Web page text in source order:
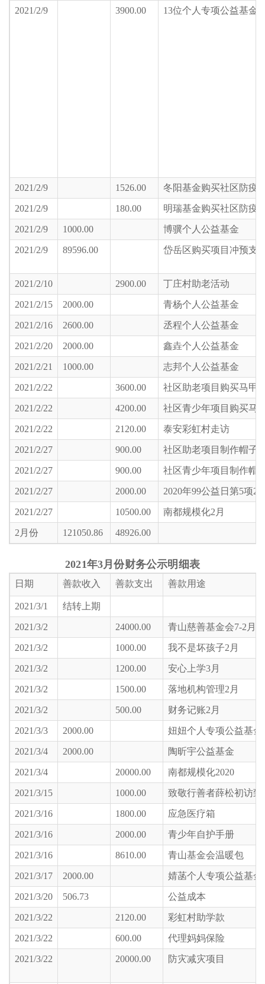
2021/2/9 3900.00 13位个人专项公益基金
2021/2/9 1526.00 冬阳基金购买社区防疫
2021/2/9 180.00 明瑞基金购买社区防疫
2021/2/9 1000.00 博骥个人公益基金
2021/2/9 89596.00 岱岳区购买项目冲预支
2021/2/10 2900.00 丁庄村助老活动
2021/2/15 2000.00 青杨个人公益基金
2021/2/16 2600.00 丞程个人公益基金
2021/2/20 2000.00 鑫垚个人公益基金
2021/2/21 1000.00 志邦个人公益基金
2021/2/22 3600.00 社区助老项目购买马甲
2021/2/22 4200.00 社区青少年项目购买马
2021/2/22 2120.00 泰安彩虹村走访
2021/2/27 900.00 社区助老项目制作帽子
2021/2/27 900.00 社区青少年项目制作帽
2021/2/27 2000.00 2020年99公益日第5项2
2021/2/27 10500.00 南都规模化2月
2月份 121050.86 48926.00
2021年3月份财务公示明细表
日期 善款收入 善款支出 善款用途
2021/3/1 结转上期
2021/3/2 24000.00 青山慈善基金会7-2月
2021/3/2 1000.00 我不是坏孩子2月
2021/3/2 1200.00 安心上学3月
2021/3/2 1500.00 落地机构管理2月
2021/3/2 500.00 财务记账2月
2021/3/3 2000.00 妞妞个人专项公益基金
2021/3/4 2000.00 陶昕宇公益基金
2021/3/4 20000.00 南都规模化2020
2021/3/15 1000.00 致敬行善者薛松初访致
2021/3/16 1800.00 应急医疗箱
2021/3/16 2000.00 青少年自护手册
2021/3/16 8610.00 青山基金会温暖包
2021/3/17 2000.00 婧菡个人专项公益基金
2021/3/20 506.73 公益成本
2021/3/22 2120.00 彩虹村助学款
2021/3/22 600.00 代理妈妈保险
2021/3/22 20000.00 防灾减灾项目